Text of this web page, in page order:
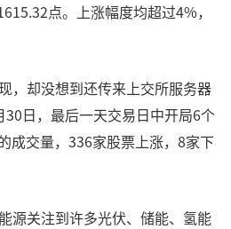
点。上涨幅度均超过4%，
，却没想到还传来上交所服务器
日，最后一天交易日中开局6个
成交量，336家股票上涨，8家下
源关注到许多光伏、储能、氢能